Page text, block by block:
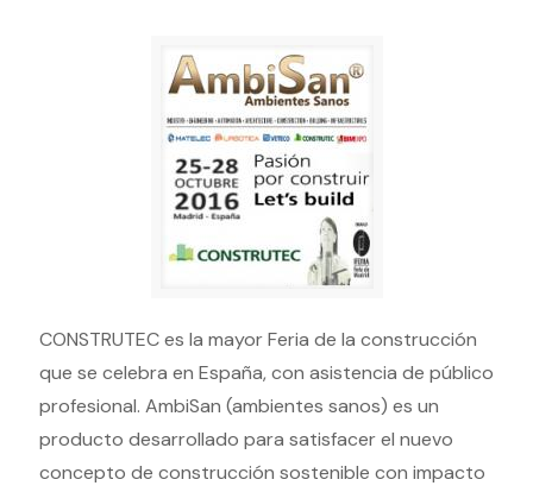
CONSTRUTEC es la mayor Feria de la construcción
que se celebra en España, con asistencia de público
profesional. AmbiSan (ambientes sanos) es un
producto desarrollado para satisfacer el nuevo
concepto de construcción sostenible con impacto